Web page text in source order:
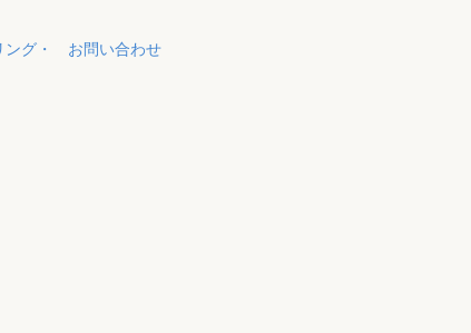
グ・
お問い合わせ